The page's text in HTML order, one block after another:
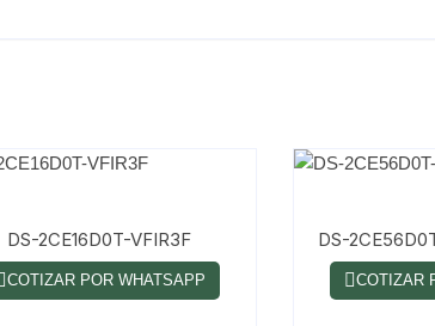
DS-2CE16D0T-VFIR3F
COTIZAR POR WHATSAPP
DS-
COTIZAR